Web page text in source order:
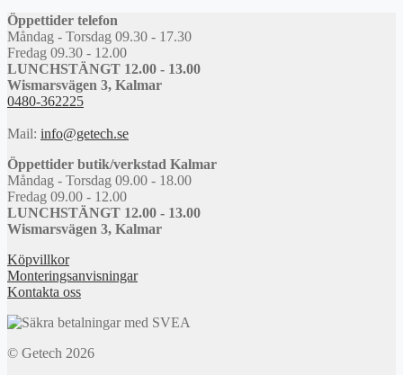
Öppettider telefon
Måndag - Torsdag 09.30 - 17.30
Fredag 09.30 - 12.00
LUNCHSTÄNGT 12.00 - 13.00
Wismarsvägen 3, Kalmar
0480-362225
Mail: info@getech.se
Öppettider butik/verkstad Kalmar
Måndag - Torsdag 09.00 - 18.00
Fredag 09.00 - 12.00
LUNCHSTÄNGT 12.00 - 13.00
Wismarsvägen 3, Kalmar
Köpvillkor
Monteringsanvisningar
Kontakta oss
© Getech 2026